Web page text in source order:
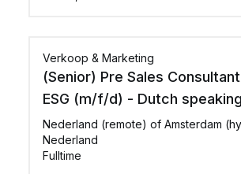
Verkoop & Marketing
(Senior) Pre Sales Consultant
ESG (m/f/d) - Dutch speaking
Nederland (remote) of Amsterdam
Nederland
Fulltime